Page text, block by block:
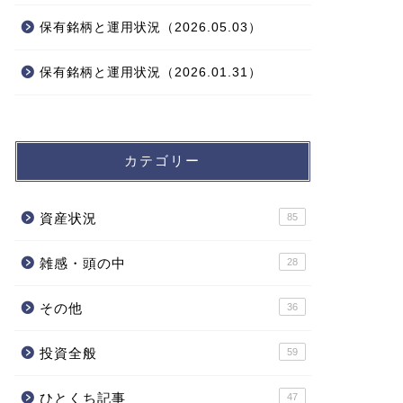
保有銘柄と運用状況（2026.05.03）
保有銘柄と運用状況（2026.01.31）
カテゴリー
資産状況 85
雑感・頭の中 28
その他 36
投資全般 59
ひとくち記事 47